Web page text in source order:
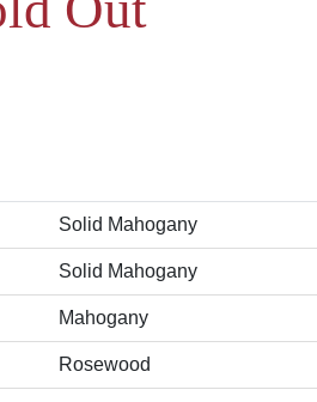
Solid Mahogany
Solid Mahogany
Mahogany
Rosewood